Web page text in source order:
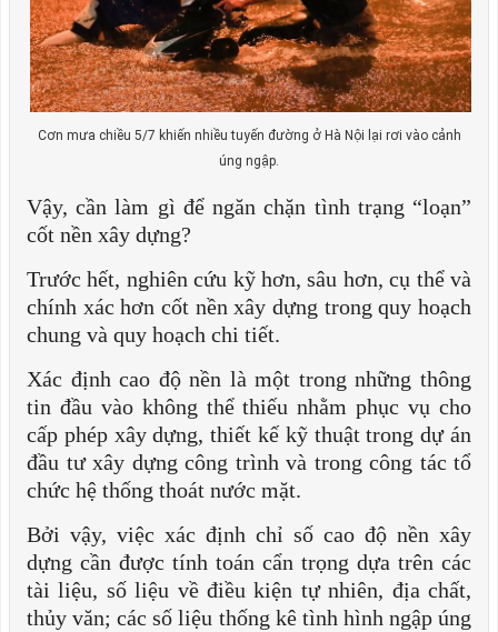
Cơn mưa chiều 5/7 khiến nhiều tuyến đường ở Hà Nội lại rơi vào cảnh
úng ngập.
Vậy, cần làm gì để ngăn chặn tình trạng “loạn”
cốt nền xây dựng?
Trước hết, nghiên cứu kỹ hơn, sâu hơn, cụ thể và
chính xác hơn cốt nền xây dựng trong quy hoạch
chung và quy hoạch chi tiết.
Xác định cao độ nền là một trong những thông
tin đầu vào không thể thiếu nhằm phục vụ cho
cấp phép xây dựng, thiết kế kỹ thuật trong dự án
đầu tư xây dựng công trình và trong công tác tổ
chức hệ thống thoát nước mặt.
Bởi vậy, việc xác định chỉ số cao độ nền xây
dựng cần được tính toán cẩn trọng dựa trên các
tài liệu, số liệu về điều kiện tự nhiên, địa chất,
thủy văn; các số liệu thống kê tình hình ngập úng